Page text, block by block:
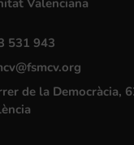
Valenciana
531 943
de la Democràcia,